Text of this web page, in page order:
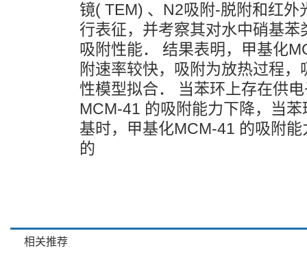
镜( TEM) 、N2吸附-脱附和红外
行表征，并考察其对水中硝基苯
吸附性能． 结果表明，甲基化
附速率较快，吸附为放热过程
性模型拟合． 当苯环上存在供
MCM-41 的吸附能力下降，当
基时，甲基化MCM-41 的吸附
的
相关推荐